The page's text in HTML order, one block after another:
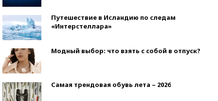
Путешествие в Исландию по следам
«Интерстеллара»
Модный выбор: что взять с собой в отпуск?
Самая трендовая обувь лета – 2026